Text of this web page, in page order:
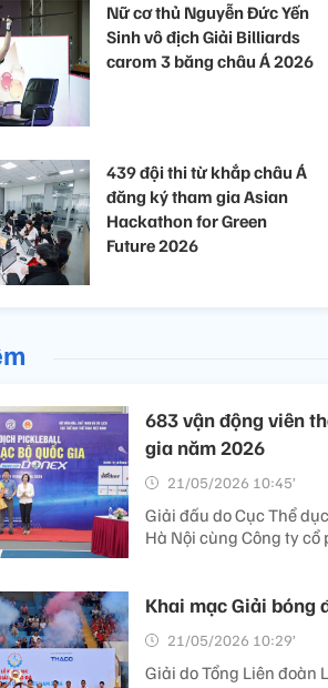
Nữ cơ thủ Nguyễn Đức Yến
Sinh vô địch Giải Billiards
carom 3 băng châu Á 2026
439 đội thi từ khắp châu Á
đăng ký tham gia Asian
Hackathon for Green
Future 2026
683 vận động viên
gia năm 2026
21/05/2026 10:45’
Giải đấu do Cục Thể
Hà Nội cùng Công ty
Khai mạc Giải bóng
21/05/2026 10:29’
Giải do Tổng Liên đoàn